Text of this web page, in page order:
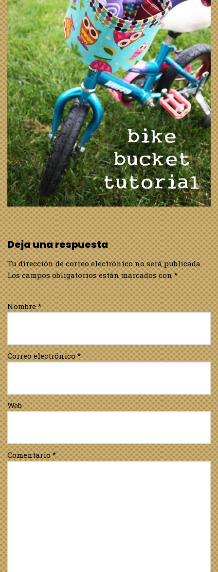
Deja una respuesta
Tu dirección de correo electrónico no será publicada.
Los campos obligatorios están marcados con*
Nombre*
Correo electrónico*
Web
Comentario*